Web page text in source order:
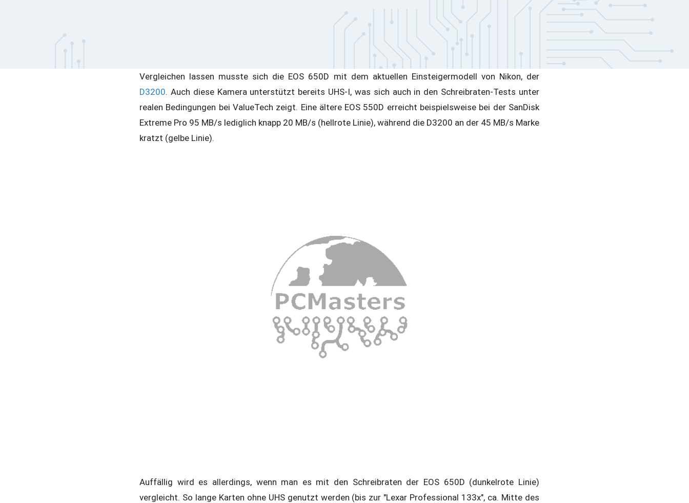
Vergleichen lassen musste sich die EOS 650D mit dem aktuellen Einsteigermodell von Nikon, der
D3200. Auch diese Kamera unterstützt bereits UHS-I, was sich auch in den Schreibraten-Tests unter
realen Bedingungen bei ValueTech zeigt. Eine ältere EOS 550D erreicht beispielsweise bei der SanDisk
Extreme Pro 95 MB/s lediglich knapp 20 MB/s (hellrote Linie), während die D3200 an der 45 MB/s Marke
kratzt (gelbe Linie).
Auffällig wird es allerdings, wenn man es mit den Schreibraten der EOS 650D (dunkelrote Linie)
vergleicht. So lange Karten ohne UHS genutzt werden (bis zur "Lexar Professional 133x", ca. Mitte des